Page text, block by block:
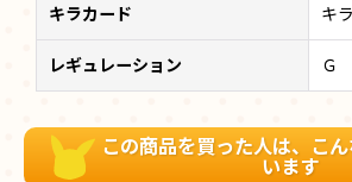
キラカード キ
レギュレーション Ｇ
この商品を買った人は、こ
います